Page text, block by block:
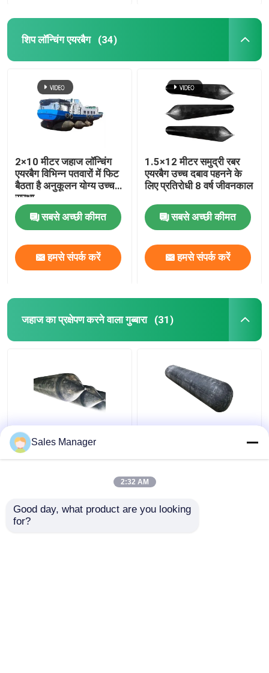
शिप लॉन्चिंग एयरबैग (34)
2×10 मीटर जहाज लॉन्चिंग
एयरबैग विभिन्न पतवारों में फिट
बैठता है अनुकूलन योग्य उच्च
सुरक्षा
सबसे अच्छी कीमत
हमसे संपर्क करें
1.5×12 मीटर समुद्री रबर
एयरबैग उच्च दबाव पहनने के
लिए प्रतिरोधी 8 वर्ष जीवनकाल
सबसे अच्छी कीमत
हमसे संपर्क करें
जहाज का प्रक्षेपण करने वाला गुब्बारा (31)
उच्च दबाव के लिए inflatable
जहाज लॉन्चिंग गुब्बारा घर्षण
Sales Manager
2:32 AM
Good day, what product are you looking
for?